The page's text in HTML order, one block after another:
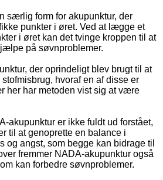
særlig form for akupunktur, der
punkter i øret. Ved at lægge et
i øret kan det tvinge kroppen til at
på søvnproblemer.
der oprindeligt blev brugt til at
stofmisbrug, hvoraf en af disse er
her har metoden vist sig at være
akupunktur er ikke fuldt ud forstået,
til at genoprette en balance i
og angst, som begge kan bidrage til
fremmer NADA-akupunktur også
kan forbedre søvnproblemer.